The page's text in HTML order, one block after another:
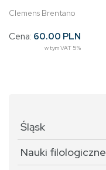
Clemens Brentano
Cena: 60.00 PLN
w tym VAT 5%
Śląsk
Nauki filologiczne